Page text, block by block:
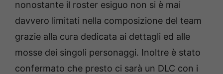
nonostante il roster esiguo non si è mai
davvero limitati nella composizione del team
grazie alla cura dedicata ai dettagli ed alle
mosse dei singoli personaggi. Inoltre è stato
confermato che presto ci sarà un DLC con i